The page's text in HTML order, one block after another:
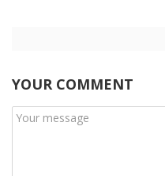
YOUR COMMENT